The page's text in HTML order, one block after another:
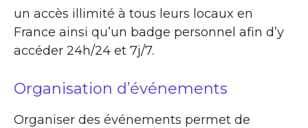
un accès illimité à tous leurs locaux en
France ainsi qu’un badge personnel afin d’y
accéder 24h/24 et 7j/7.
Organisation d’événements
Organiser des événements permet de